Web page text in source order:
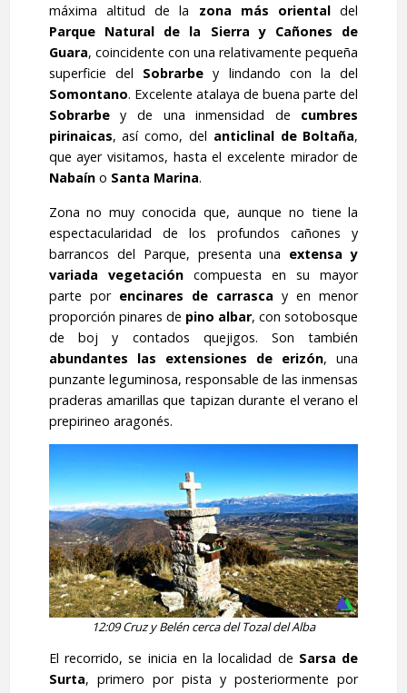
máxima altitud de la zona más oriental del
Parque Natural de la Sierra y Cañones de
Guara, coincidente con una relativamente pequeña
superficie del Sobrarbe y lindando con la del
Somontano. Excelente atalaya de buena parte del
Sobrarbey de una inmensidad de cumbres
pirinaicas, así como, del anticlinal de Boltaña,
que ayer visitamos, hasta el excelente mirador de
Nabaín o Santa Marina.
Zona no muy conocida que, aunque no tiene la
espectacularidad de los profundos cañones y
barrancos del Parque, presenta una extensa y
variada vegetacióncompuesta en su mayor
parte por encinares de carrasca y en menor
proporción pinares de pino albar, con sotobosque
de boj y contados quejigos. Son también
abundantes las extensiones de erizón, una
punzante leguminosa, responsable de las inmensas
praderas amarillas que tapizan durante el verano el
prepirineo aragonés.
12:09 Cruz y Belén cerca del Tozal del Alba
El recorrido, se inicia en la localidad de Sarsa de
Surta, primero por pista y posteriormente por